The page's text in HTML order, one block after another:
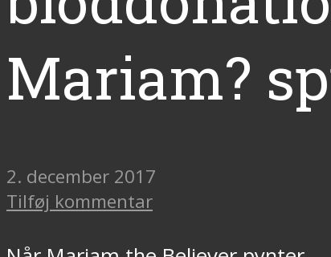
Mariam?
2. december 2017
Tilføj kommentar